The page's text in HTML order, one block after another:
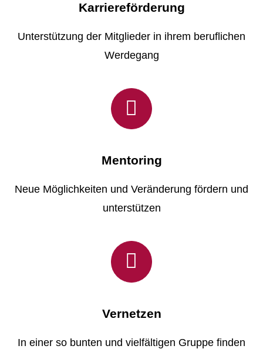
Karriereförderung
Unterstützung der Mitglieder in ihrem beruflichen
Werdegang
Mentoring
Neue Möglichkeiten und Veränderung fördern und
unterstützen
Vernetzen
In einer so bunten und vielfältigen Gruppe finden